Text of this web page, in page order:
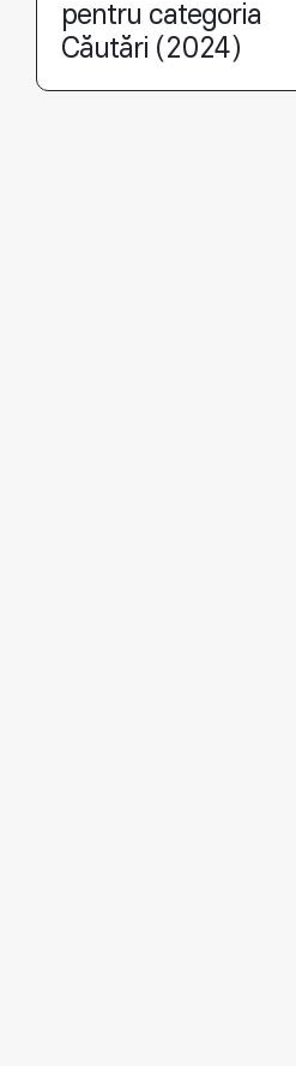
pentru categoria
Căutări (2024)